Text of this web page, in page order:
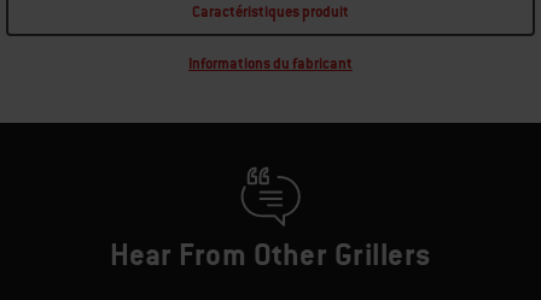
Caractéristiques produit
Informations du fabricant
Hear From Other Grillers